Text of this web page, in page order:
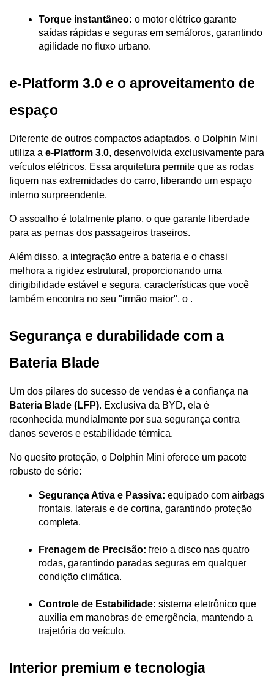
Torque instantâneo: o motor elétrico garante
saídas rápidas e seguras em semáforos, garantindo
agilidade no fluxo urbano.
e-Platform 3.0 e o aproveitamento de
espaço
Diferente de outros compactos adaptados, o Dolphin Mini
utiliza a e-Platform 3.0, desenvolvida exclusivamente para
veículos elétricos. Essa arquitetura permite que as rodas
fiquem nas extremidades do carro, liberando um espaço
interno surpreendente.
O assoalho é totalmente plano, o que garante liberdade
para as pernas dos passageiros traseiros.
Além disso, a integração entre a bateria e o chassi
melhora a rigidez estrutural, proporcionando uma
dirigibilidade estável e segura, características que você
também encontra no seu "irmão maior", o .
Segurança e durabilidade com a
Bateria Blade
Bateria Blade (LFP). Exclusiva da BYD, ela é
reconhecida mundialmente por sua segurança contra
danos severos e estabilidade térmica.
No quesito proteção, o Dolphin Mini oferece um pacote
robusto de série:
Segurança Ativa e Passiva: equipado com airbags
frontais, laterais e de cortina, garantindo proteção
completa.
Frenagem de Precisão: freio a disco nas quatro
rodas, garantindo paradas seguras em qualquer
condição climática.
Controle de Estabilidade: sistema eletrônico que
auxilia em manobras de emergência, mantendo a
trajetória do veículo.
Interior premium e tecnologia